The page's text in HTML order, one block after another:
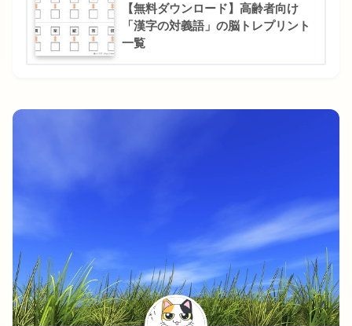
【無料ダウンロード】高齢者向け
「漢字の対義語」の脳トレプリント
一覧